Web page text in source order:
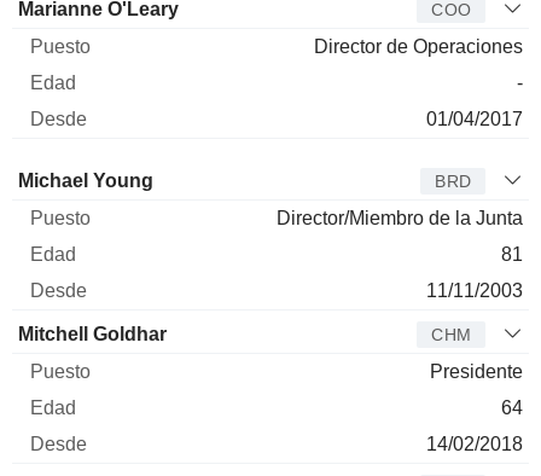
Marianne O'Leary COO
Director de Operaciones
-
01/04/2017
Administrador Puesto
Michael Young BRD
Director/Miembro de la Junta
81
11/11/2003
Mitchell Goldhar CHM
Presidente
64
14/02/2018